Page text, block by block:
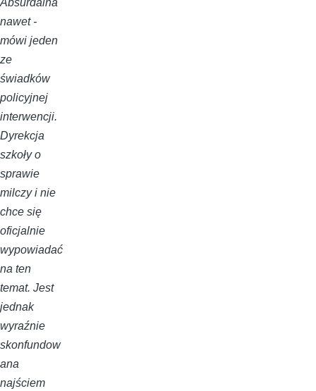
Absurdalna
nawet -
mówi jeden
ze
świadków
policyjnej
interwencji.
Dyrekcja
szkoły o
sprawie
milczy i nie
chce się
oficjalnie
wypowiadać
na ten
temat. Jest
jednak
wyraźnie
skonfundow
ana
najściem